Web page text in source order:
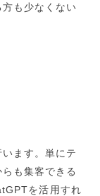
も少なくない
ます。単にテ
も集客できる
を活用すれ